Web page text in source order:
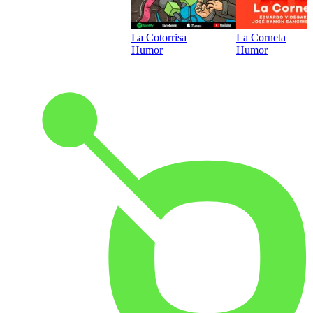
La Cotorrisa
Humor
La Corneta
Humor